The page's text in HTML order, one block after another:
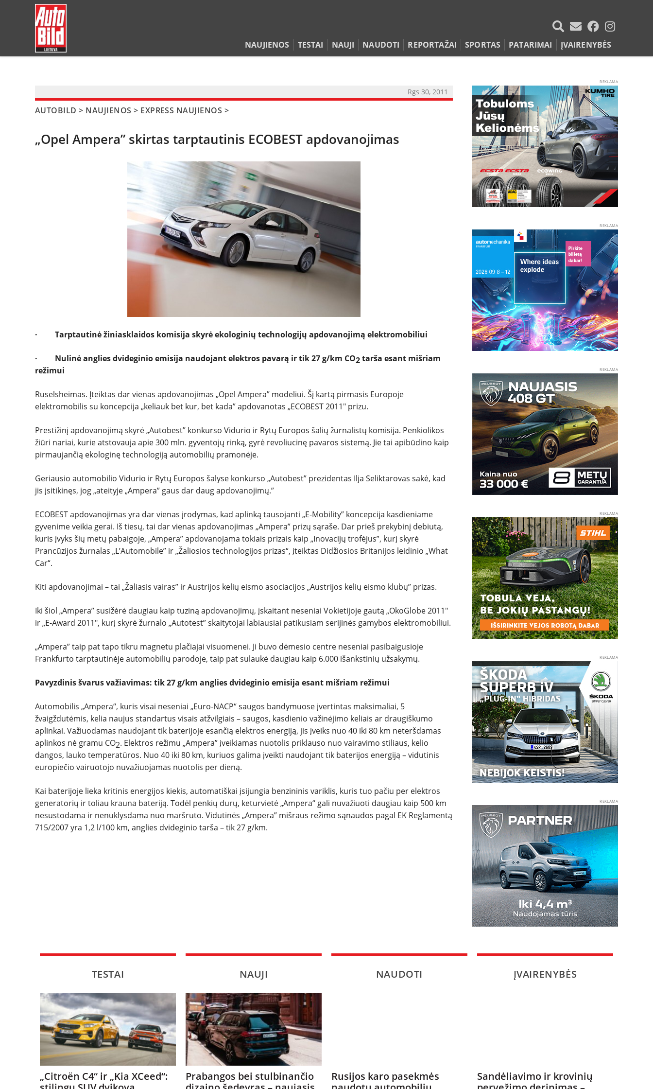
NAUJIENOS TESTAI NAUJI NAUDOTI REPORTAŽAI SPORTAS PATARIMAI ĮVAIRENYBĖS
NAUJIENOS
TESTAI
NAUJI
NAUDOTI
REPORTAŽAI
SPORTAS
ĮVAIRENYBĖS
Rgs 30, 2011
AUTOBILD > NAUJIENOS > EXPRESS NAUJIENOS >
„Opel Ampera” skirtas tarptautinis ECOBEST apdovanojimas
· Tarptautinė žiniasklaidos komisija skyrė ekologinių technologijų apdovanojimą elektromobiliui
· Nulinė anglies dvideginio emisija naudojant elektros pavarą ir tik 27 g/km CO2tarša esant mišriam
režimui
Ruselsheimas. Įteiktas dar vienas apdovanojimas „Opel Ampera” modeliui. Šį kartą pirmasis Europoje
elektromobilis su koncepcija „keliauk bet kur, bet kada” apdovanotas „ECOBEST 2011″ prizu.
Prestižinį apdovanojimą skyrė „Autobest” konkurso Vidurio ir Rytų Europos šalių žurnalistų komisija. Penkiolikos
žiūri nariai, kurie atstovauja apie 300 mln. gyventojų rinką, gyrė revoliucinę pavaros sistemą. Jie tai apibūdino kaip
pirmaujančią ekologinę technologiją automobilių pramonėje.
Geriausio automobilio Vidurio ir Rytų Europos šalyse konkurso „Autobest” prezidentas Ilja Seliktarovas sakė, kad
jis įsitikinęs, jog „ateityje „Ampera” gaus dar daug apdovanojimų.”
ECOBEST apdovanojimas yra dar vienas įrodymas, kad aplinką tausojanti „E-Mobility” koncepcija kasdieniame
gyvenime veikia gerai. Iš tiesų, tai dar vienas apdovanojimas „Ampera” prizų sąraše. Dar prieš prekybinį debiutą,
kuris įvyks šių metų pabaigoje, „Ampera” apdovanojama tokiais prizais kaip „Inovacijų trofėjus”, kurį skyrė
Prancūzijos žurnalas „L’Automobile” ir „Žaliosios technologijos prizas“, įteiktas Didžiosios Britanijos leidinio „What
Car“.
Kiti apdovanojimai – tai „Žaliasis vairas” ir Austrijos kelių eismo asociacijos „Austrijos kelių eismo klubų” prizas.
Iki šiol „Ampera” susižėrė daugiau kaip tuziną apdovanojimų, įskaitant neseniai Vokietijoje gautą „OkoGlobe 2011″
ir „E-Award 2011″, kurį skyrė žurnalo „Autotest” skaitytojai labiausiai patikusiam serijinės gamybos elektromobiliui.
„Ampera” taip pat tapo tikru magnetu plačiajai visuomenei. Ji buvo dėmesio centre neseniai pasibaigusioje
Frankfurto tarptautinėje automobilių parodoje, taip pat sulaukė daugiau kaip 6.000 išankstinių užsakymų.
Pavyzdinis švarus važiavimas: tik 27 g/km anglies dvideginio emisija esant mišriam režimui
Automobilis „Ampera“, kuris visai neseniai „Euro-NACP“ saugos bandymuose įvertintas maksimaliai, 5
žvaigždutėmis, kelia naujus standartus visais atžvilgiais – saugos, kasdienio važinėjimo keliais ar draugiškumo
aplinkai. Važiuodamas naudojant tik baterijoje esančią elektros energiją, jis įveiks nuo 40 iki 80 km neteršdamas
aplinkos nė gramu CO2. Elektros režimu „Ampera” įveikiamas nuotolis priklauso nuo vairavimo stiliaus, kelio
dangos, lauko temperatūros. Nuo 40 iki 80 km, kuriuos galima įveikti naudojant tik baterijos energiją – vidutinis
europiečio vairuotojo nuvažiuojamas nuotolis per dieną.
Kai baterijoje lieka kritinis energijos kiekis, automatiškai įsijungia benzininis variklis, kuris tuo pačiu per elektros
generatorių ir toliau krauna bateriją. Todėl penkių durų, keturvietė „Ampera“ gali nuvažiuoti daugiau kaip 500 km
nesustodama ir nenuklysdama nuo maršruto. Vidutinės „Ampera” mišraus režimo sąnaudos pagal EK Reglamentą
715/2007 yra 1,2 l/100 km, anglies dvideginio tarša – tik 27 g/km.
REKLAMA
REKLAMA
REKLAMA
REKLAMA
REKLAMA
REKLAMA
TESTAI
„Citroën C4“ ir „Kia XCeed“:
NAUJI
Prabangos bei stulbinančio
NAUDOTI
Rusijos karo pasekmės
ĮVAIRENYBĖS
Sandėliavimo ir krovinių